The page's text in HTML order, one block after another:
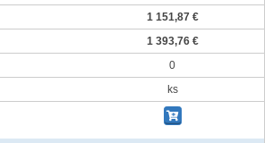
1 151,87 €
1 393,76 €
0
ks